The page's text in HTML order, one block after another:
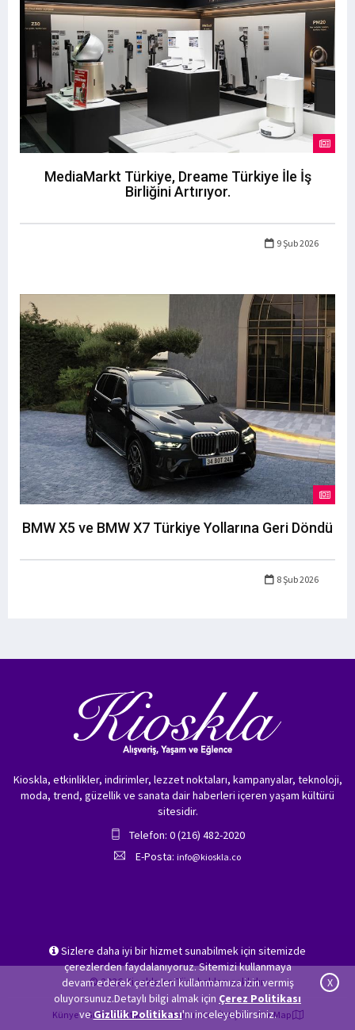
MediaMarkt Türkiye, Dreame Türkiye İle İş
Birliğini Artırıyor.
9 Şub 2026
BMW X5 ve BMW X7 Türkiye Yollarına Geri Döndü
8 Şub 2026
Sizlere daha iyi bir hizmet sunabilmek için sitemizde
çerezlerden faydalanıyoruz. Sitemizi kullanmaya
devam ederek çerezleri kullanmamıza izin vermiş
oluyorsunuz.Detaylı bilgi almak için Çerez Politikası
veGizlilik Politikası'nı inceleyebilirsiniz.
X
Kioskla, etkinlikler, indirimler, lezzet noktaları, kampanyalar, teknoloji,
moda, trend, güzellik ve sanata dair haberleri içeren yaşam kültürü
sitesidir.
Telefon: 0 (216) 482-2020
E-Posta: info@kioskla.co
© 2026 Kioskla.co Tüm hakları saklıdır.
Künye Gizlilik Politikası Hakkımızda İletişim Site Map